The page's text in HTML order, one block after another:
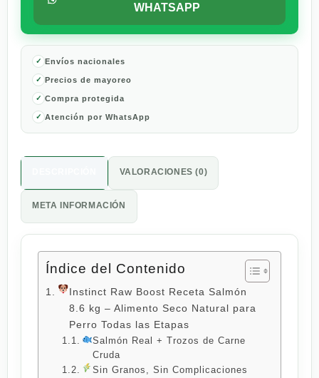
WHATSAPP
Envíos nacionales
Precios de mayoreo
Compra protegida
Atención por WhatsApp
VALORACIONES (0)
META INFORMACIÓN
Índice del Contenido
Instinct Raw Boost Receta Salmón
8.6 kg – Alimento Seco Natural para
Perro Todas las Etapas
Salmón Real + Trozos de Carne
Cruda
Sin Granos, Sin Complicaciones